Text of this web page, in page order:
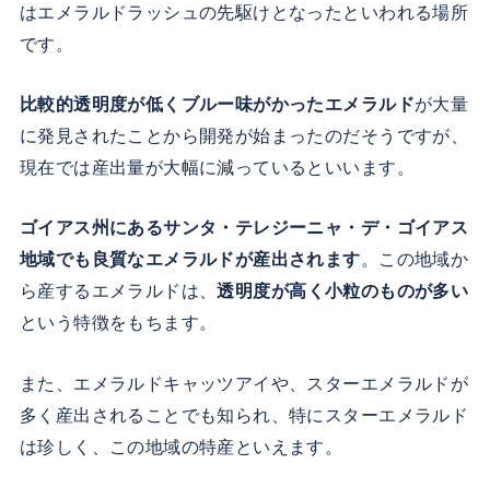
はエメラルドラッシュの先駆けとなったといわれる場所
です。
比較的透明度が低くブルー味がかったエメラルドが大量
に発見されたことから開発が始まったのだそうですが、
現在では産出量が大幅に減っているといいます。
ゴイアス州にあるサンタ・テレジーニャ・デ・ゴイアス
地域でも良質なエメラルドが産出されます。この地域か
ら産するエメラルドは、透明度が高く小粒のものが多い
という特徴をもちます。
また、エメラルドキャッツアイや、スターエメラルドが
多く産出されることでも知られ、特にスターエメラルド
は珍しく、この地域の特産といえます。